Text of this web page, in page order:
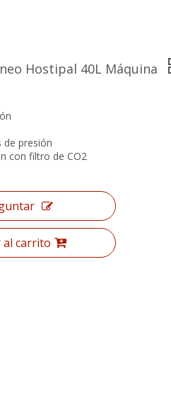
Hostipal 40L Máquina
de presión
con filtro de CO2
al carrito